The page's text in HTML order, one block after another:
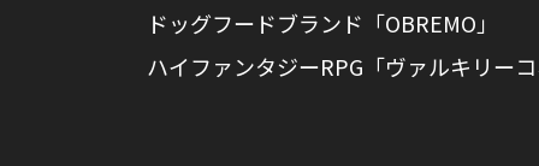
ドッグフードブランド「OBREMO」
ハイファンタジーRPG「ヴァルキリー